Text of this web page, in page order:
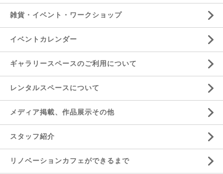
雑貨・イベント・ワークショップ
イベントカレンダー
ギャラリースペースのご利用について
レンタルスペースについて
メディア掲載、作品展示その他
スタッフ紹介
リノベーションカフェができるまで